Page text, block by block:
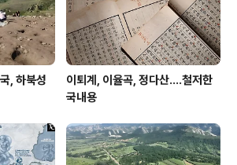
, 하북성
이퇴계, 이율곡, 정다산....철저한
국내용